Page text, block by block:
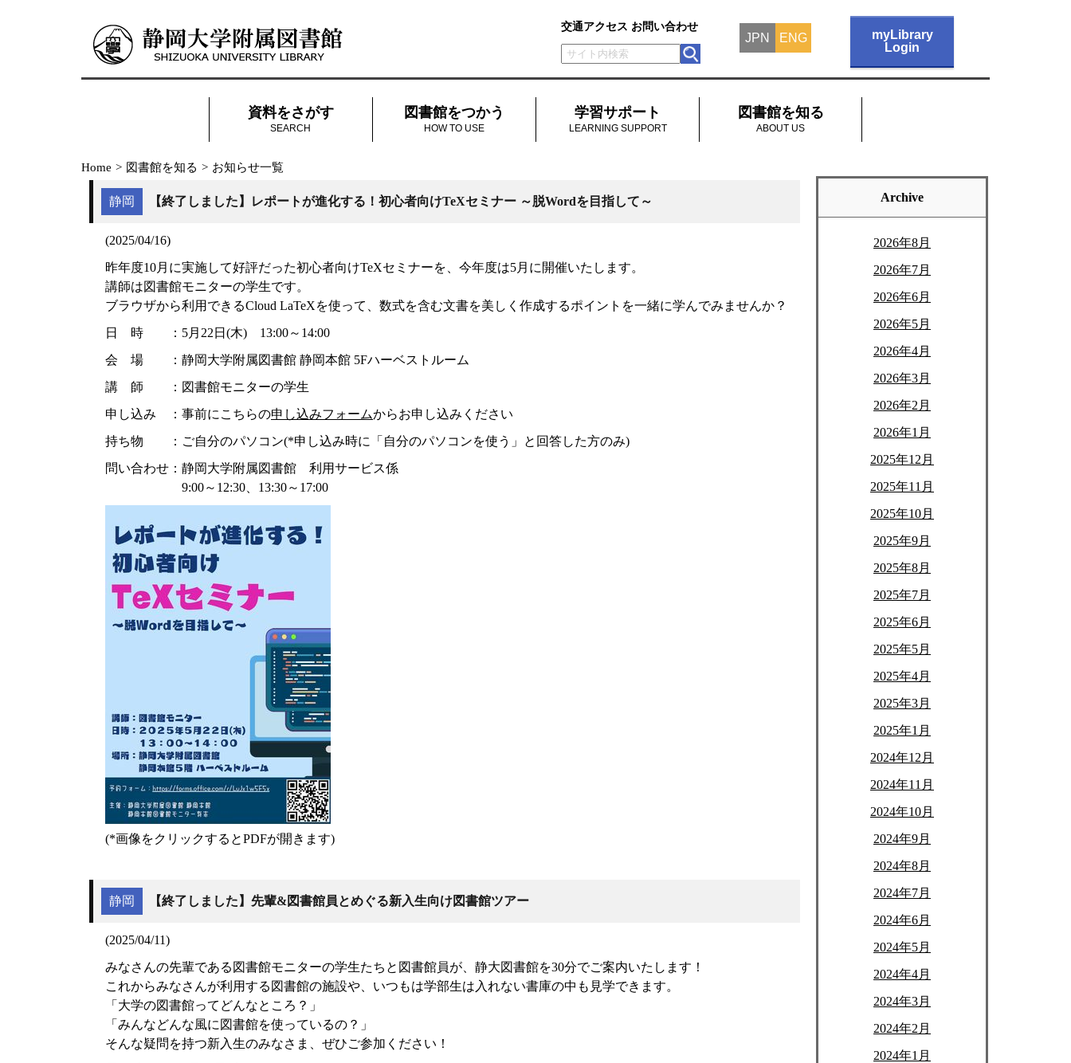
交通アクセス お問い合わせ
ENG
JPN
myLibrary
Login
資料をさがす
SEARCH
図書館をつかう
HOW TO USE
学習サポート
LEARNING SUPPORT
図書館を知る
ABOUT US
Home > 図書館を知る > お知らせ一覧
静岡 【終了しました】レポートが進化する！初心者向けTeXセミナー ～脱Wordを目指して～
(2025/04/16)
昨年度10月に実施して好評だった初心者向けTeXセミナーを、今年度は5月に開催いたします。
講師は図書館モニターの学生です。
ブラウザから利用できるCloud LaTeXを使って、数式を含む文書を美しく作成するポイントを一緒に学んでみませんか？
日 時 ：5月22日(木) 13:00～14:00
会 場 ：静岡大学附属図書館 静岡本館 5Fハーベストルーム
講 師 ：図書館モニターの学生
申し込み ：事前にこちらの申し込みフォームからお申し込みください
持ち物 ：ご自分のパソコン(*申し込み時に「自分のパソコンを使う」と回答した方のみ)
問い合わせ：静岡大学附属図書館 利用サービス係
9:00～12:30、13:30～17:00
(*画像をクリックするとPDFが開きます)
静岡 【終了しました】先輩&図書館員とめぐる新入生向け図書館ツアー
(2025/04/11)
みなさんの先輩である図書館モニターの学生たちと図書館員が、静大図書館を30分でご案内いたします！
これからみなさんが利用する図書館の施設や、いつもは学部生は入れない書庫の中も見学できます。
「大学の図書館ってどんなところ？」
「みんなどんな風に図書館を使っているの？」
そんな疑問を持つ新入生のみなさま、ぜひご参加ください！
Archive
2026年8月
2026年7月
2026年6月
2026年5月
2026年4月
2026年3月
2026年2月
2026年1月
2025年12月
2025年11月
2025年10月
2025年9月
2025年8月
2025年7月
2025年6月
2025年5月
2025年4月
2025年3月
2025年1月
2024年12月
2024年11月
2024年10月
2024年9月
2024年8月
2024年7月
2024年6月
2024年5月
2024年4月
2024年3月
2024年2月
2024年1月